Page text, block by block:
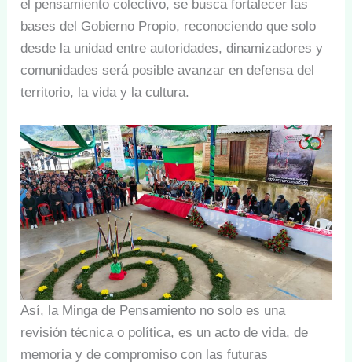
el pensamiento colectivo, se busca fortalecer las
bases del Gobierno Propio, reconociendo que solo
desde la unidad entre autoridades, dinamizadores y
comunidades será posible avanzar en defensa del
territorio, la vida y la cultura.
Así, la Minga de Pensamiento no solo es una
revisión técnica o política, es un acto de vida, de
memoria y de compromiso con las futuras